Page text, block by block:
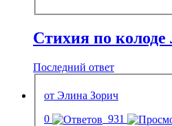
Стихия по
Последний ответ
от Элина Зорич
0
931